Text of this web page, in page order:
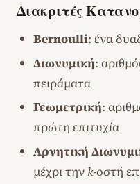
Διακριτές
Bernoulli: ένα
Διωνυμική:
πειράματα
Γεωμετρική:
πρώτη επιτυχία
Αρνητική
μέχρι την k-οστή